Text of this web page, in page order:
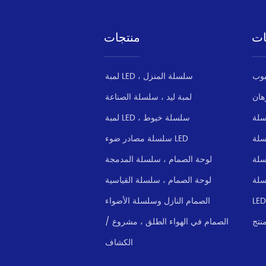
سمكا يموت الصب
والراقية الأشعة فوق
البنفسجية غطاء الزجاج
منتجات
لمبة LED ، سلسلة المنزل
لمبة ليد ، سلسلة الصناعة
لمبة LED ، سلسلة خيوط
سلسلة مصادر ضوء LED
لوحة الصمام ، سلسلة المدمجة
لوحة الصمام ، سلسلة القياسية
الصمام النازل وسلسلة الأضواء
الصمام في الهواء الطلق ، مشروع /
الكشاف